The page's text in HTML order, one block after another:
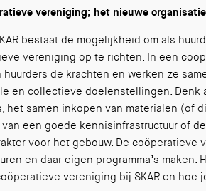
vereniging; het nieuwe
bestaat de mogelijkheid om als
vereniging op te richten. In een
huurders de krachten en werken ze
en collectieve doelenstellingen. Denk
het samen inkopen van materialen (of
een goede kennisinfrastructuur of
voor het gebouw. De coöperatieve
en daar eigen programma’s maken.
vereniging bij SKAR en hoe